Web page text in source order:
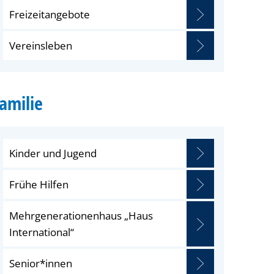
Freizeitangebote
Vereinsleben
Kinder und Jugend
Frühe Hilfen
Mehrgenerationenhaus „Haus
International“
Senior*innen